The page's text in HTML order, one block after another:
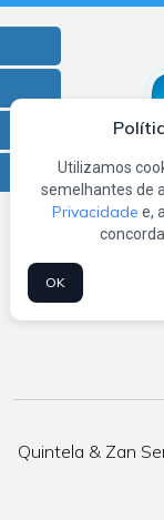
Linkedin
Sobre
Quintela & Zan
Utilizamos
semelhantes de
Privacidade e,
OK